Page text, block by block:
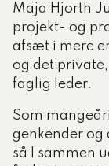
Maja Hjorth
projekt- og
afsæt i mere
og det
faglig leder.
Som
genkender og
så I sammen